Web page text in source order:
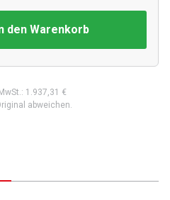
den Warenkorb
1.937,31 €
abweichen.